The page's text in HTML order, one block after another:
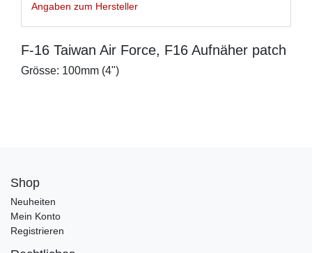
Angaben zum Hersteller
F-16 Taiwan Air Force, F16 Aufnäher patch
Grösse: 100mm (4")
Shop
Neuheiten
Mein Konto
Registrieren